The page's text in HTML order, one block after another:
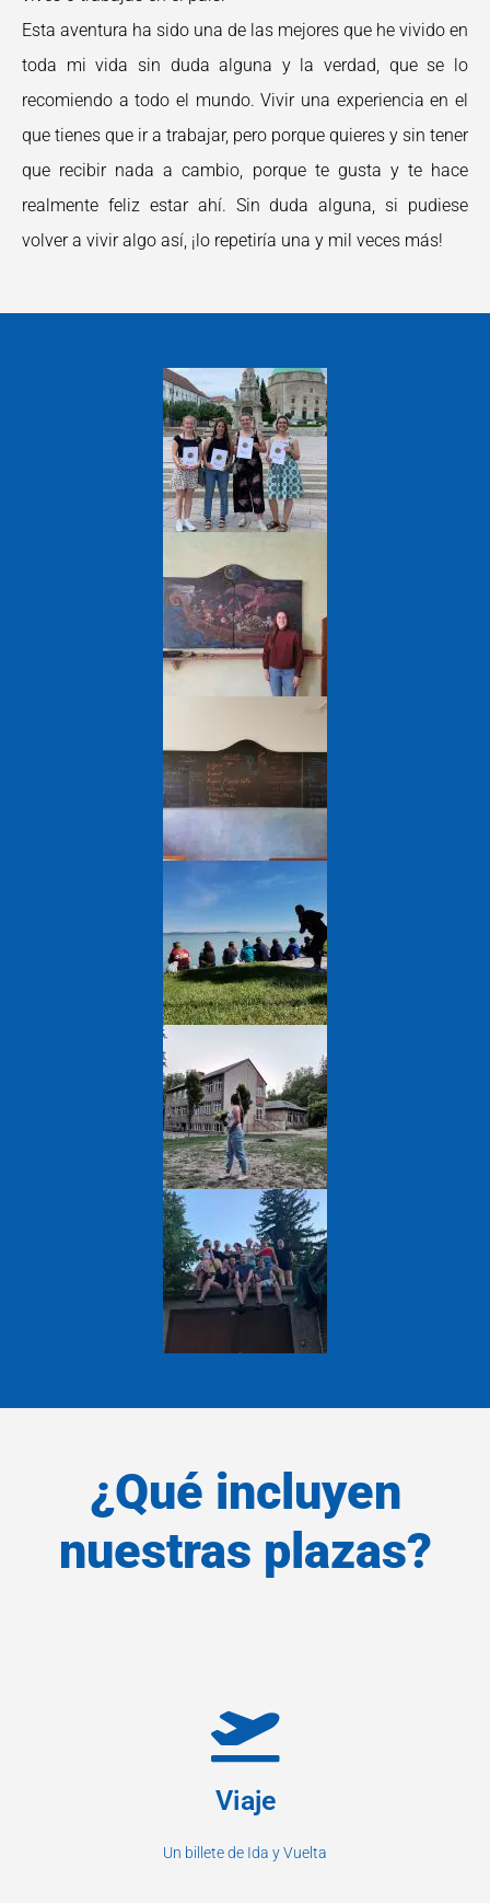
Esta aventura ha sido una de las mejores que he vivido en
toda mi vida sin duda alguna y la verdad, que se lo
recomiendo a todo el mundo. Vivir una experiencia en el
que tienes que ir a trabajar, pero porque quieres y sin tener
que recibir nada a cambio, porque te gusta y te hace
realmente feliz estar ahí. Sin duda alguna, si pudiese
volver a vivir algo así, ¡lo repetiría una y mil veces más!
¿Qué incluyen
nuestras plazas?
Viaje
Un billete de Ida y Vuelta